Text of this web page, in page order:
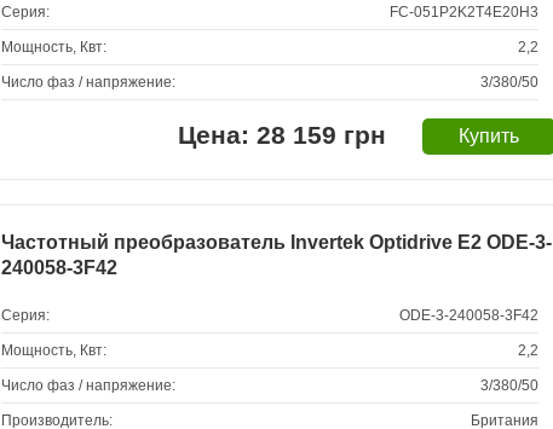
Серия: FC-051P2K2T4E20H3
Мощность, Квт: 2,2
Число фаз / напряжение: 3/380/50
28 159 грн
Частотный преобразователь Invertek Optidrive E2 ODE-3-
240058-3F42
Серия: ODE-3-240058-3F42
Мощность, Квт: 2,2
Число фаз / напряжение: 3/380/50
Производитель: Британия